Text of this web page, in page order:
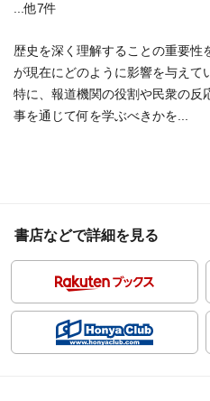
...他7件
歴史を深く理解することの重要性
が現在にどのように影響を与えて
特に、報道機関の役割や民衆の反
事を通じて何を学ぶべきかを...
書店などで詳細を見る